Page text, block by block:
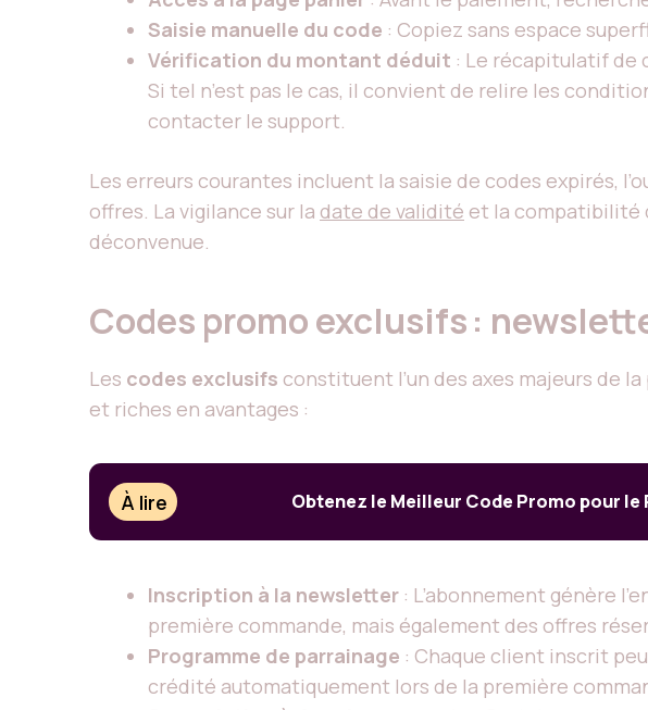
Saisie manuelle du code : Copiez sans espace
Vérification du montant déduit : Le récapitulatif de
Si tel n’est pas le cas, il convient de relire les
contacter le support.
Les erreurs courantes incluent la saisie de codes expirés,
offres. La vigilance sur la date de validité et la compatibilité
déconvenue.
Codes promo exclusifs :
Les codes exclusifs constituent l’un des axes majeurs de
et riches en avantages :
À lire Obtenez le Meilleur Code Promo pour
Inscription à la newsletter : L’abonnement génère
première commande, mais également des offres
Programme de parrainage : Chaque client inscrit
crédité automatiquement lors de la première